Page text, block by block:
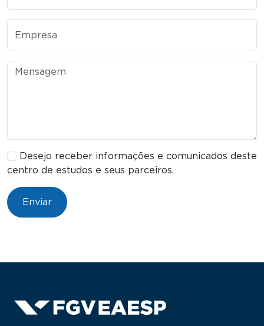
Mensagem
Desejo receber informações e comunicados deste
centro de estudos e seus parceiros.